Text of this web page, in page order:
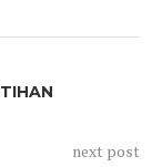
next post